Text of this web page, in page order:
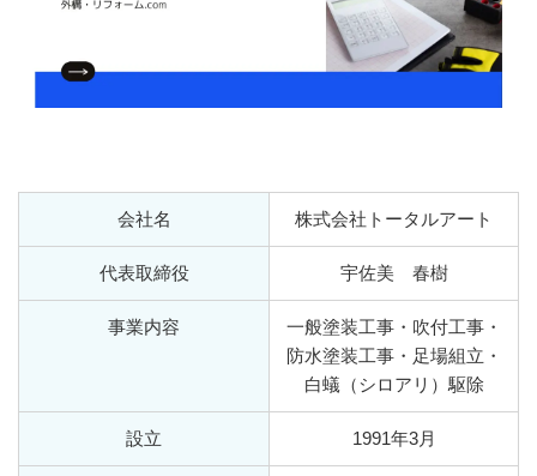
会社名 株式会社トータルアート
代表取締役 宇佐美 春樹
事業内容
一般塗装工事・吹付工事・
防水塗装工事・足場組立・
白蟻（シロアリ）駆除
設立 1991年3月